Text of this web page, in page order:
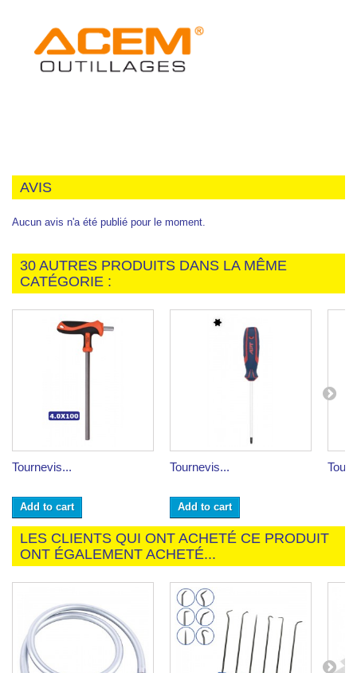
AVIS
Aucun avis n'a été publié pour le moment.
30 AUTRES PRODUITS DANS LA MÊME
CATÉGORIE :
Tournevis...
Add to cart
Tournevis...
Add to cart
LES CLIENTS QUI ONT ACHETÉ CE PRODUIT
ONT ÉGALEMENT ACHETÉ...